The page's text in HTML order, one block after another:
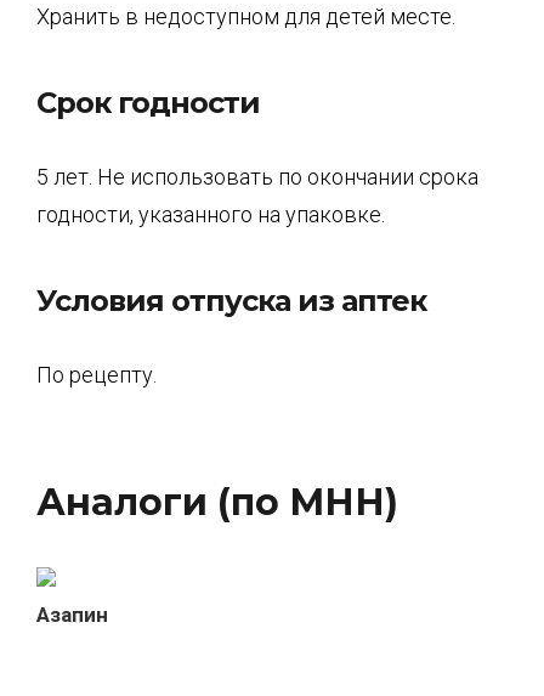
Хранить в недоступном для детей месте.
Срок годности
5 лет. Не использовать по окончании срока
годности, указанного на упаковке.
Условия отпуска из аптек
По рецепту.
Аналоги (по МНН)
Азапин